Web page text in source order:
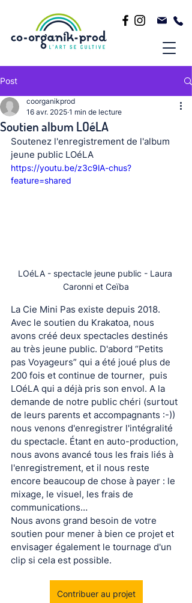
Post
Soutien album LOéLA
coorganikprod
16 avr. 2025 1 min de lecture
Soutenez l'enregistrement de l'album
jeune public LOéLA
https://youtu.be/z3c9lA-chus?
feature=shared
LOéLA - spectacle jeune public - Laura
Caronni et Ceïba
La Cie Mini Pas existe depuis 2018.
Avec le soutien du Krakatoa, nous
avons créé deux spectacles destinés
au très jeune public. D'abord “Petits
pas Voyageurs” qui a été joué plus de
200 fois et continue de tourner,  puis
LOéLA qui a déjà pris son envol. A la
demande de notre public chéri (surtout
de leurs parents et accompagnants :-))
nous venons d'enregistrer l'intégralité
du spectacle. Étant en auto-production,
nous avons avancé tous les frais liés à
l'enregistrement, et il nous reste
encore beaucoup de chose à payer : le
mixage, le visuel, les frais de
communications…
Nous avons grand besoin de votre
soutien pour mener à bien ce projet et
envisager également le tournage d'un
clip si cela est possible.
Contribuer au projet